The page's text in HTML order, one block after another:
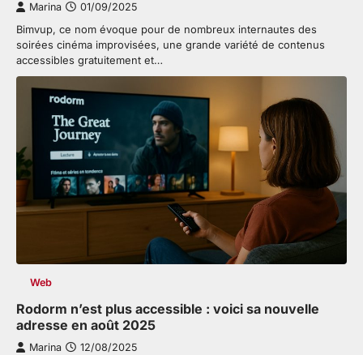
Marina 01/09/2025
Bimvup, ce nom évoque pour de nombreux internautes des
soirées cinéma improvisées, une grande variété de contenus
accessibles gratuitement et…
Web
Rodorm n’est plus accessible : voici sa nouvelle
adresse en août 2025
Marina 12/08/2025